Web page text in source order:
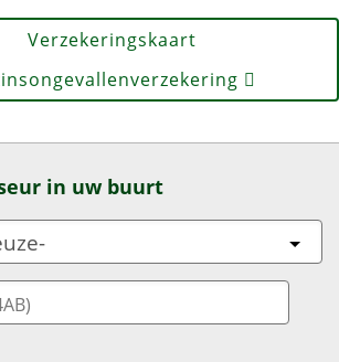
Verzekeringskaart
in uw buurt